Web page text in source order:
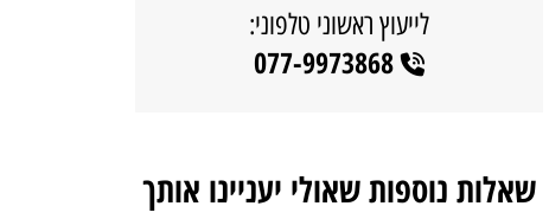
לייעוץ ראשוני טלפוני:
077-9973868
שאלות נוספות שאולי יעניינו אותך